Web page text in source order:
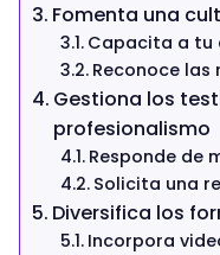
Fomenta una
Capacita a tu
Reconoce las
Gestiona los
profesionalismo
Responde de
Solicita una
Diversifica los
Incorpora